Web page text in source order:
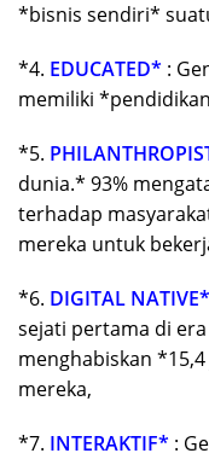
*bisnis sendiri*
*4. EDUCATED* :
memiliki
*5.
dunia.* 93%
terhadap
mereka untuk
*6. DIGITAL NATIVE*
sejati pertama di
menghabiskan
mereka,
*7. INTERAKTIF* :